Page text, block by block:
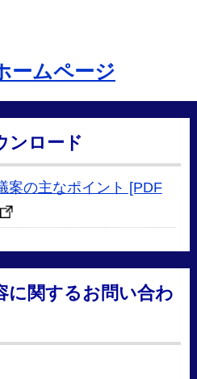
ームページ
ンロード
案の主なポイント [PDF
に関するお問い合わ